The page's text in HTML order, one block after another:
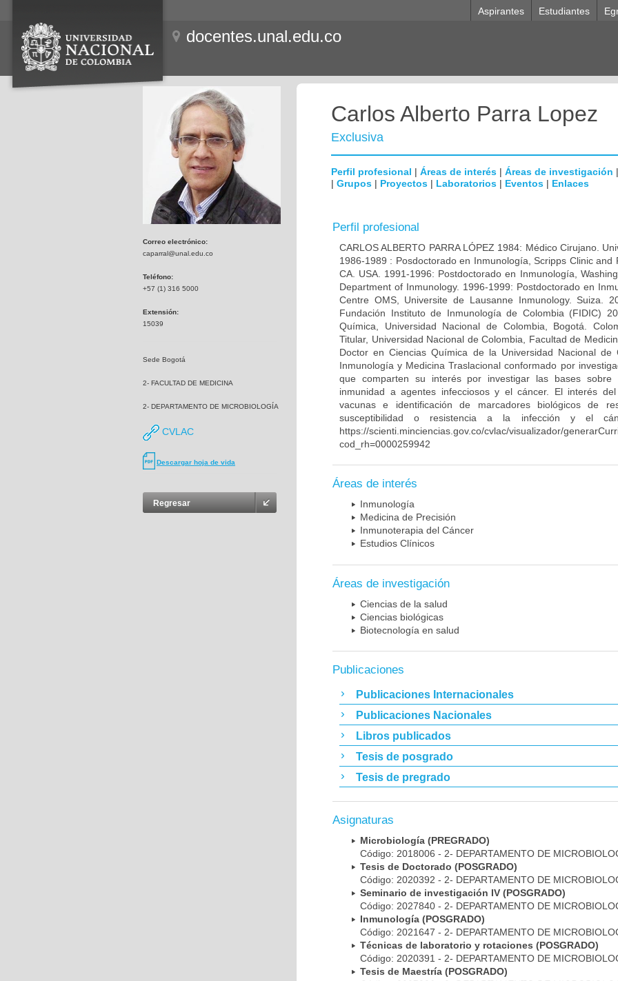
Aspirantes Estudiantes
docentes.unal.edu.co
Correo electrónico:
caparral@unal.edu.co
Teléfono:
+57 (1) 316 5000
Extensión:
15039
Sede Bogotá
2- FACULTAD DE MEDICINA
2- DEPARTAMENTO DE MICROBIOLOGÍA
CVLAC
Descargar hoja de vida
Regresar
Carlos Alberto Parra Lopez
Exclusiva
Perfil profesional | Áreas de interés | Áreas de investigación |
| Grupos | Proyectos | Laboratorios | Eventos | Enlaces
Perfil profesional
CARLOS ALBERTO PARRA LÓPEZ 1984: Médico Cirujano.
1986-1989 : Posdoctorado en Inmunología, Scripps Clinic and
CA. USA. 1991-1996: Postdoctorado en Inmunología,
Department of Inmunology. 1996-1999: Postdoctorado en
Centre OMS, Universite de Lausanne Inmunology. Suiza.
Fundación Instituto de Inmunología de Colombia (FIDIC)
Química, Universidad Nacional de Colombia, Bogotá.
Titular, Universidad Nacional de Colombia, Facultad de
Doctor en Ciencias Química de la Universidad Nacional
Inmunología y Medicina Traslacional conformado por
que comparten su interés por investigar las bases sobre
inmunidad a agentes infecciosos y el cáncer. El interés
vacunas e identificación de marcadores biológicos de
susceptibilidad o resistencia a la infección y el
https://scienti.minciencias.gov.co/cvlac/visualizador/
cod_rh=0000259942
Áreas de interés
Inmunología
Medicina de Precisión
Inmunoterapia del Cáncer
Estudios Clínicos
Áreas de investigación
Ciencias de la salud
Ciencias biológicas
Biotecnología en salud
Publicaciones
Publicaciones Internacionales
Publicaciones Nacionales
Libros publicados
Tesis de posgrado
Tesis de pregrado
Asignaturas
Microbiología (PREGRADO)
Código: 2018006 - 2- DEPARTAMENTO DE
Tesis de Doctorado (POSGRADO)
Código: 2020392 - 2- DEPARTAMENTO DE
Seminario de investigación IV (POSGRADO)
Código: 2027840 - 2- DEPARTAMENTO DE
Inmunología (POSGRADO)
Código: 2021647 - 2- DEPARTAMENTO DE
Técnicas de laboratorio y rotaciones (POSGRADO)
Código: 2020391 - 2- DEPARTAMENTO DE
Tesis de Maestría (POSGRADO)